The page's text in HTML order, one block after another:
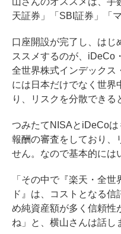
天証券」「SBI証券」「
口座開設が完了し、はじ
ススメするのが、iDeCo
全世界株式インデックス
には日本だけでなく世界
り、リスクを分散できる
つみたてNISAとiDeCo
報酬の審査をしており、
せん。なので基本的には
「その中で『楽天・全
ド』は、コストとなる
め純資産額が多く信頼性
ね」と、横山さんは話し